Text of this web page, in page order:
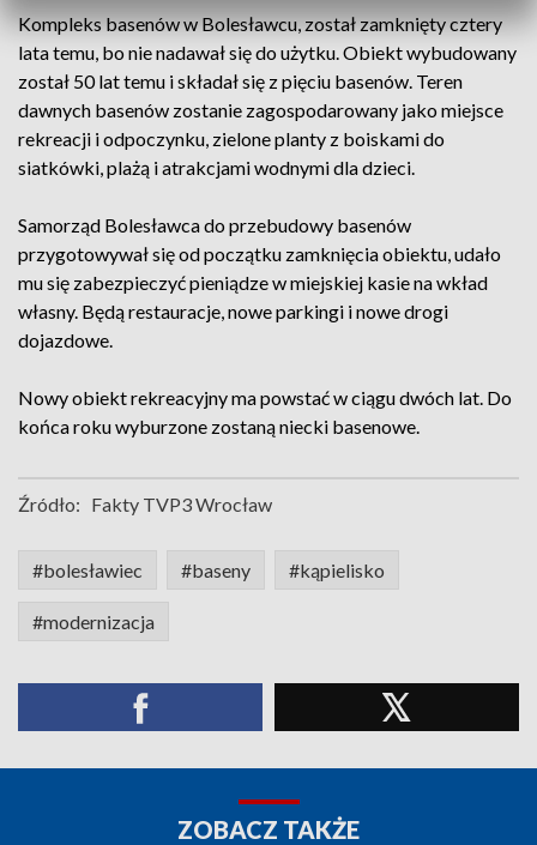
Kompleks basenów w Bolesławcu, został zamknięty cztery
lata temu, bo nie nadawał się do użytku. Obiekt wybudowany
został 50 lat temu i składał się z pięciu basenów. Teren
dawnych basenów zostanie zagospodarowany jako miejsce
rekreacji i odpoczynku, zielone planty z boiskami do
siatkówki, plażą i atrakcjami wodnymi dla dzieci.
Samorząd Bolesławca do przebudowy basenów
przygotowywał się od początku zamknięcia obiektu, udało
mu się zabezpieczyć pieniądze w miejskiej kasie na wkład
własny. Będą restauracje, nowe parkingi i nowe drogi
dojazdowe.
Nowy obiekt rekreacyjny ma powstać w ciągu dwóch lat. Do
końca roku wyburzone zostaną niecki basenowe.
Źródło: Fakty TVP3 Wrocław
#bolesławiec #baseny #kąpielisko
#modernizacja
ZOBACZ TAKŻE